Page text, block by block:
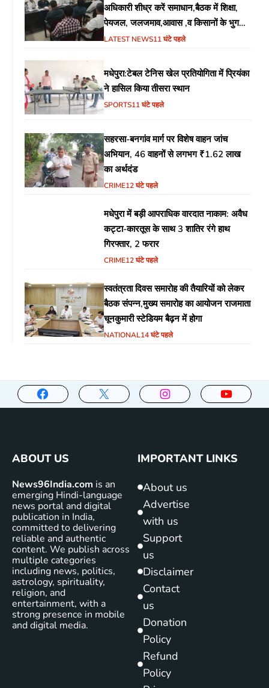
अधिकारी शीध्र करें समाधान,बैठक में शिक्षा,
पेयजल, जलजमाव,आवास ,व किसानों के भुगतान
का उठा मुद्दा
LATEST NEWS11 घंटे पहले
मधेपुरा:टेबल टेनिस खेल प्रतियोगिता में प्रियंका
ने हासिल किया तीसरा स्थान
SPORTS11 घंटे पहले
सहरसा-बनगांव मार्ग पर विशेष वाहन जांच
अभियान, 46 वाहनों से लगभग ₹1.62 लाख
का अर्थदंड
CRIME12 घंटे पहले
मधेपुरा में बड़ी आपराधिक वारदात नाकाम: अवैध
कट्टा-कारतूस के साथ 3 शातिर रंगे हाथ
गिरफ्तार, 2 फरार
CRIME12 घंटे पहले
स्वतंत्रता दिवस समारोह की तैयारियों को लेकर
बैठक संपन्न,मुख्य समारोह का आयोजन राजमाता
चूनकुमारी स्टेडियम बैढ़न में होगा
NATIONAL14 घंटे पहले
ABOUT US
News96India.com is an
emerging Hindi-language
news portal and digital
publication in India,
committed to delivering
reliable and authentic
content. We publish across
multiple categories
including news, politics,
astrology, spirituality,
religion, and
entertainment, with a
strong presence in mobile
and digital media.
IMPORTANT LINKS
About us
Advertise
with us
Support
us
Disclaimer
Contact
us
Donation
Policy
Refund
Policy